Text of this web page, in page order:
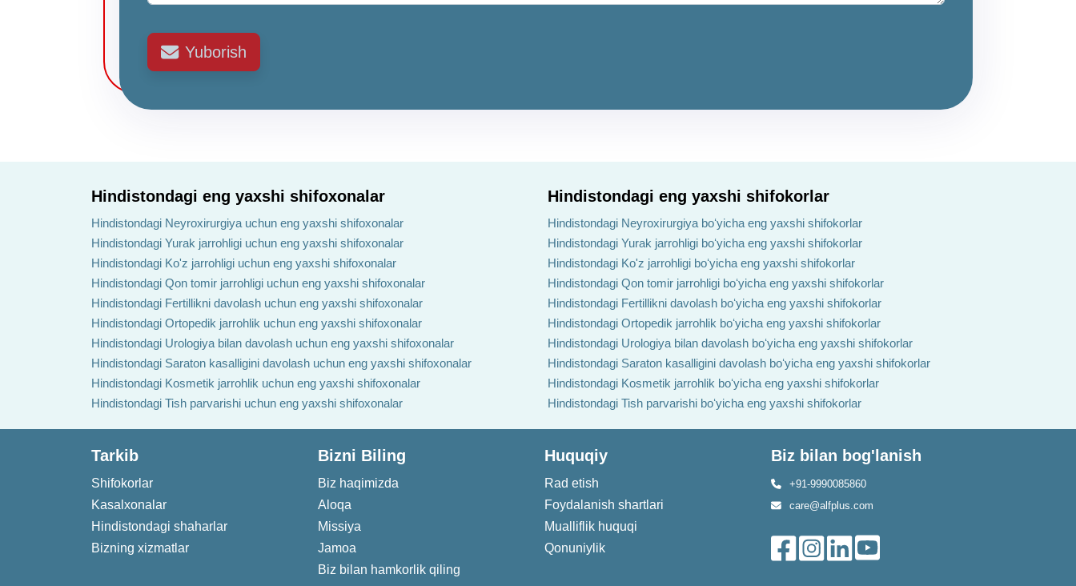
Yuborish
Hindistondagi eng yaxshi shifoxonalar
Hindistondagi Neyroxirurgiya uchun eng yaxshi shifoxonalar
Hindistondagi Yurak jarrohligi uchun eng yaxshi shifoxonalar
Hindistondagi Ko'z jarrohligi uchun eng yaxshi shifoxonalar
Hindistondagi Qon tomir jarrohligi uchun eng yaxshi shifoxonalar
Hindistondagi Fertillikni davolash uchun eng yaxshi shifoxonalar
Hindistondagi Ortopedik jarrohlik uchun eng yaxshi shifoxonalar
Hindistondagi Urologiya bilan davolash uchun eng yaxshi shifoxonalar
Hindistondagi Saraton kasalligini davolash uchun eng yaxshi shifoxonalar
Hindistondagi Kosmetik jarrohlik uchun eng yaxshi shifoxonalar
Hindistondagi Tish parvarishi uchun eng yaxshi shifoxonalar
Hindistondagi eng yaxshi shifokorlar
Hindistondagi Neyroxirurgiya boʻyicha eng yaxshi shifokorlar
Hindistondagi Yurak jarrohligi boʻyicha eng yaxshi shifokorlar
Hindistondagi Ko'z jarrohligi boʻyicha eng yaxshi shifokorlar
Hindistondagi Qon tomir jarrohligi boʻyicha eng yaxshi shifokorlar
Hindistondagi Fertillikni davolash boʻyicha eng yaxshi shifokorlar
Hindistondagi Ortopedik jarrohlik boʻyicha eng yaxshi shifokorlar
Hindistondagi Urologiya bilan davolash boʻyicha eng yaxshi shifokorlar
Hindistondagi Saraton kasalligini davolash boʻyicha eng yaxshi shifokorlar
Hindistondagi Kosmetik jarrohlik boʻyicha eng yaxshi shifokorlar
Hindistondagi Tish parvarishi boʻyicha eng yaxshi shifokorlar
Tarkib
Shifokorlar
Kasalxonalar
Hindistondagi shaharlar
Bizning xizmatlar
Bizni Biling
Biz haqimizda
Aloqa
Missiya
Jamoa
Biz bilan hamkorlik qiling
Huquqiy
Rad etish
Foydalanish shartlari
Mualliflik huquqi
Qonuniylik
Biz bilan bog'lanish
+91-9990085860
care@alfplus.com